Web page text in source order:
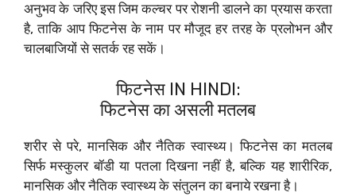
अनुभव के जरिए इस जिम कल्चर पर रोशनी डालने का प्रयास करता
है, ताकि आप फिटनेस के नाम पर मौजूद हर तरह के प्रलोभन और
चालबाजियों से सतर्क रह सकें।
फिटनेस IN HINDI:
फिटनेस का असली मतलब
शरीर से परे, मानसिक और नैतिक स्वास्थ्य। फिटनेस का मतलब
सिर्फ मस्कुलर बॉडी या पतला दिखना नहीं है, बल्कि यह शारीरिक,
मानसिक और नैतिक स्वास्थ्य के संतुलन का बनाये रखना है।